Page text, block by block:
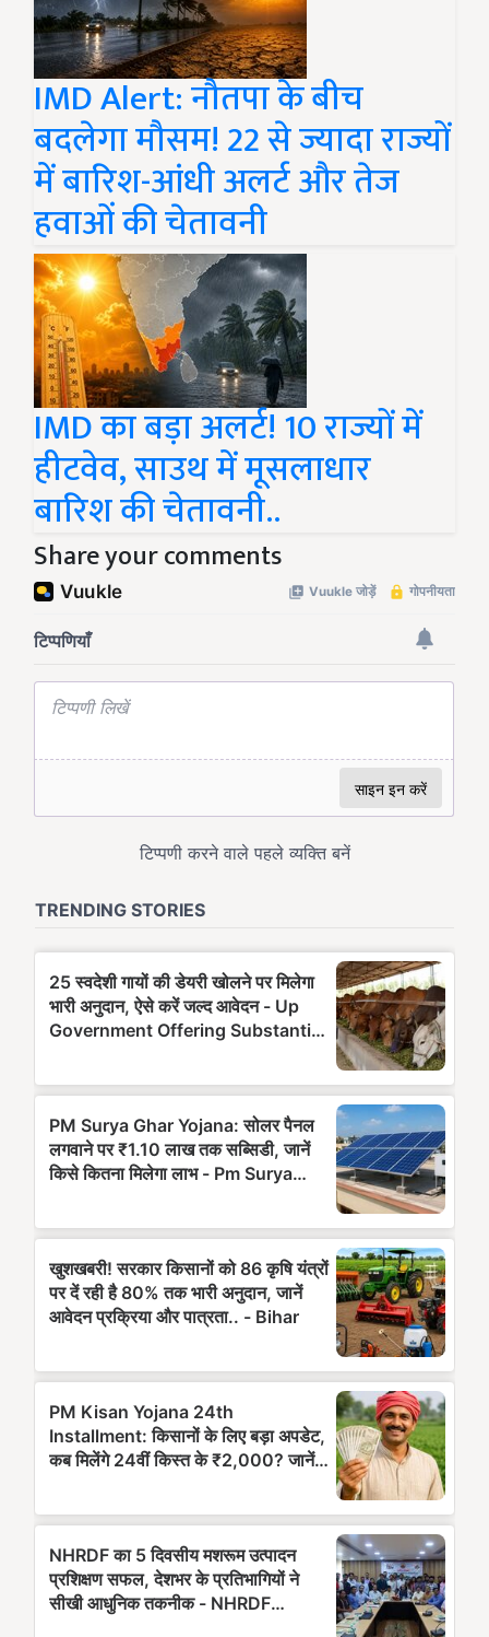
IMD Alert: नौतपा के बीच
बदलेगा मौसम! 22 से ज्यादा राज्यों
में बारिश-आंधी अलर्ट और तेज
हवाओं की चेतावनी
IMD का बड़ा अलर्ट! 10 राज्यों में
हीटवेव, साउथ में मूसलाधार
बारिश की चेतावनी..
Share your comments